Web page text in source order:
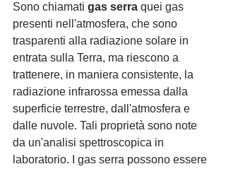
Sono chiamati gas serra quei gas
presenti nell'atmosfera, che sono
trasparenti alla radiazione solare in
entrata sulla Terra, ma riescono a
trattenere, in maniera consistente, la
radiazione infrarossa emessa dalla
superficie terrestre, dall'atmosfera e
dalle nuvole. Tali proprietà sono note
da un'analisi spettroscopica in
laboratorio. I gas serra possono essere